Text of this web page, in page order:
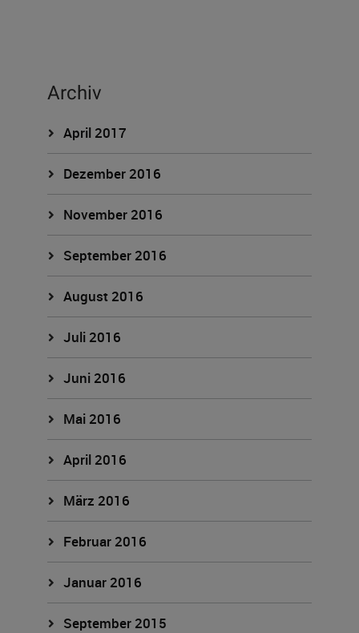
Archiv
April 2017
Dezember 2016
November 2016
September 2016
August 2016
Juli 2016
Juni 2016
Mai 2016
April 2016
März 2016
Februar 2016
Januar 2016
September 2015